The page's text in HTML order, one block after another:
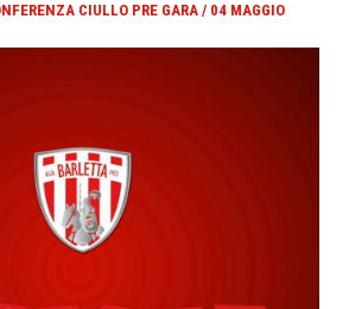
CIULLO PRE GARA / 04 MAGGIO